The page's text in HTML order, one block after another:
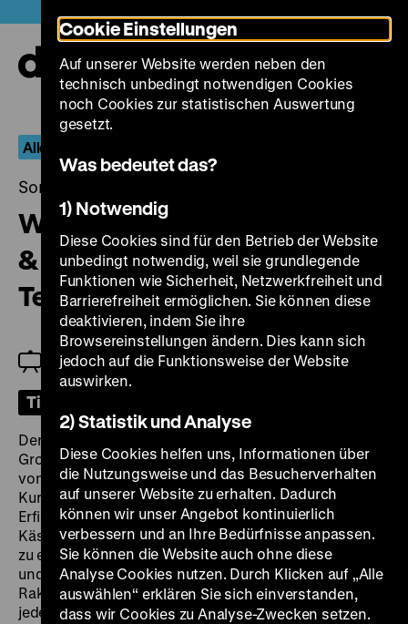
zum
Seiteninhalt
springen
Alles Knete
Sonntag, 17. März 2024, 15.30 Uhr
Wallace & Gromit – Alles Käse
& Wallace & Gromit – Die
Techno-Hose
Max Grenz
Tickets
Der Hobby-Erfinder Wallace und sein stoischer Hund
Gromit sind die wohl bekanntesten Knetgeschöpfe
von Aardman Animations. In diesem
Kurzfilmprogramm stellt das ungleiche Duo seinen
Erfindergeist unter Beweis. Weil sich zuhause der
Käsevorrat zu Ende neigt, entschließen sich die beiden
zu einem außergewöhnlichen Ausflug: Mit Hammer
und Säge zimmern sie inAlles Käseim Keller eine
Rakete zusammen, um auf den Mond zu fliegen. Denn
jeder weiß, dass der Mond aus Käse besteht.
Cookie Einstellungen
Auf unserer Website werden neben den
technisch unbedingt notwendigen Cookies
noch Cookies zur statistischen Auswertung
gesetzt.
Was bedeutet das?
1) Notwendig
Diese Cookies sind für den Betrieb der Website
unbedingt notwendig, weil sie grundlegende
Funktionen wie Sicherheit, Netzwerkfreiheit und
Barrierefreiheit ermöglichen. Sie können diese
deaktivieren, indem Sie ihre
Browsereinstellungen ändern. Dies kann sich
jedoch auf die Funktionsweise der Website
auswirken.
2) Statistik und Analyse
Diese Cookies helfen uns, Informationen über
die Nutzungsweise und das Besucherverhalten
auf unserer Website zu erhalten. Dadurch
können wir unser Angebot kontinuierlich
verbessern und an Ihre Bedürfnisse anpassen.
Sie können die Website auch ohne diese
Analyse Cookies nutzen. Durch Klicken auf „Alle
auswählen“ erklären Sie sich einverstanden,
dass wir Cookies zu Analyse-Zwecken setzen.